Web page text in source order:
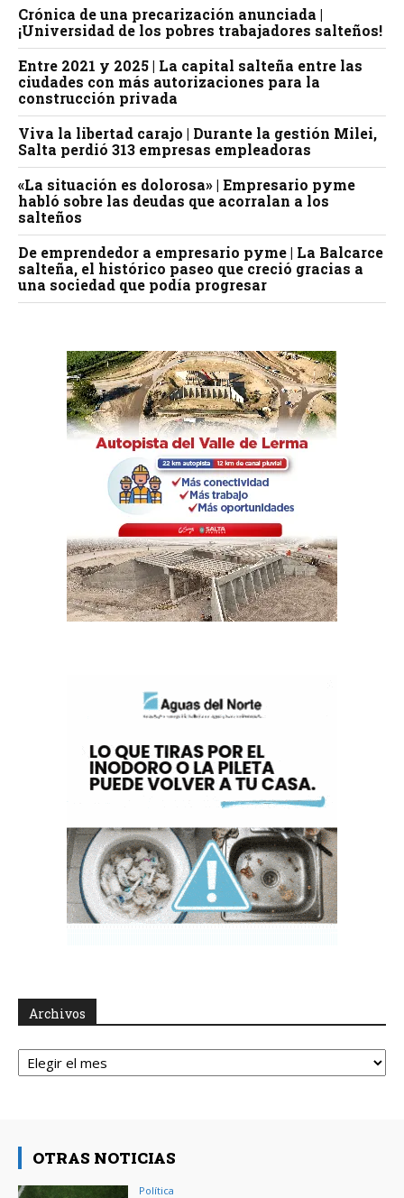
Crónica de una precarización anunciada |
¡Universidad de los pobres trabajadores salteños!
Entre 2021 y 2025 | La capital salteña entre las
ciudades con más autorizaciones para la
construcción privada
Viva la libertad carajo | Durante la gestión Milei,
Salta perdió 313 empresas empleadoras
«La situación es dolorosa» | Empresario pyme
habló sobre las deudas que acorralan a los
salteños
De emprendedor a empresario pyme | La Balcarce
salteña, el histórico paseo que creció gracias a
una sociedad que podía progresar
Archivos
Archivos
OTRAS NOTICIAS
Política